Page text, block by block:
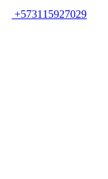
+573115927029